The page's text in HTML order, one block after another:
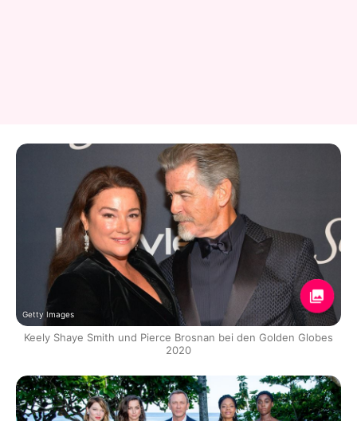
Getty Images
Keely Shaye Smith und Pierce Brosnan bei den Golden Globes
2020